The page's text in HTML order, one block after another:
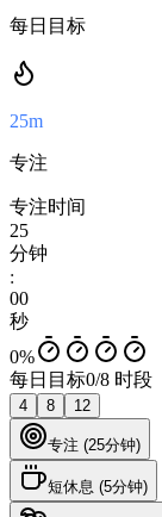
每日目标
25m
专注
专注时间
25
分钟
:
00
秒
0%
每日目标0/8 时段
4 8 12
专注 (25分钟)
短休息 (5分钟)